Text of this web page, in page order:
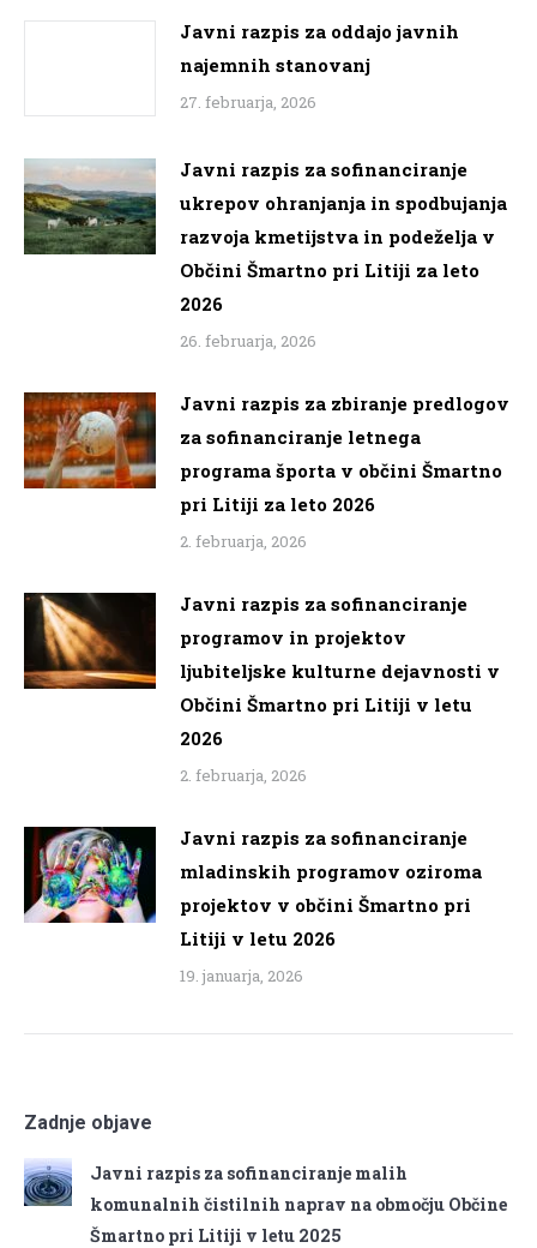
Javni razpis za oddajo javnih
najemnih stanovanj
27. februarja, 2026
Javni razpis za sofinanciranje
ukrepov ohranjanja in spodbujanja
razvoja kmetijstva in podeželja v
Občini Šmartno pri Litiji za leto
2026
26. februarja, 2026
Javni razpis za zbiranje predlogov
za sofinanciranje letnega
programa športa v občini Šmartno
pri Litiji za leto 2026
2. februarja, 2026
Javni razpis za sofinanciranje
programov in projektov
ljubiteljske kulturne dejavnosti v
Občini Šmartno pri Litiji v letu
2026
2. februarja, 2026
Javni razpis za sofinanciranje
mladinskih programov oziroma
projektov v občini Šmartno pri
Litiji v letu 2026
19. januarja, 2026
Zadnje objave
Javni razpis za sofinanciranje malih
komunalnih čistilnih naprav na območju Občine
Šmartno pri Litiji v letu 2025